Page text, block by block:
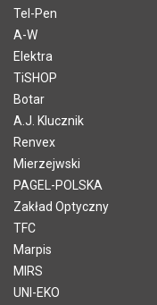
Tel-Pen
A-W
Elektra
TiSHOP
Botar
A.J. Klucznik
Renvex
Mierzejwski
PAGEL-POLSKA
Zakład Optyczny
TFC
Marpis
MIRS
UNI-EKO